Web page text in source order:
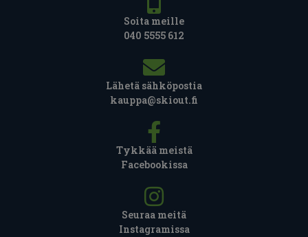
Soita meille
040 5555 612
Lähetä sähköpostia
kauppa@skiout.fi
Tykkää meistä
Facebookissa
Seuraa meitä
Instagramissa